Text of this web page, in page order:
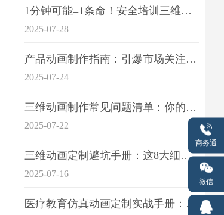
1分钟可能=1条命！安全培训三维动画制作成本效益深度拆解
2025-07-28
产品动画制作指南：引爆市场关注的视觉引擎
2025-07-24
三维动画制作常见问题清单：你的项目是否踩中这6大技术雷区？
2025-07-22
三维动画定制避坑手册：这8大细节重点关注
2025-07-16
医疗教育仿真动画定制实战手册：击破传统医学教育7大痛点
商务通
微信